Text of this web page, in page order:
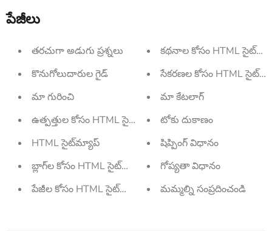
పేజీలు
తరచుగా అడుగు ప్రశ్నలు
కొనుగోలుదారుల గైడ్
మా గురించి
ఉత్పత్తుల కోసం HTML సైట్‌మ్యాప్
HTML సైట్‌మ్యాప్
బ్లాగ్‌ల కోసం HTML సైట్‌మ్యాప్
పేజీల కోసం HTML సైట్‌మ్యాప్
కథనాల కోసం HTML
సేకరణల కోసం HTML
మా కేటలాగ్
టోకు దుకాణం
షిప్పింగ్ విధానం
గోప్యతా విధానం
మమ్మల్ని సంప్రదించండి